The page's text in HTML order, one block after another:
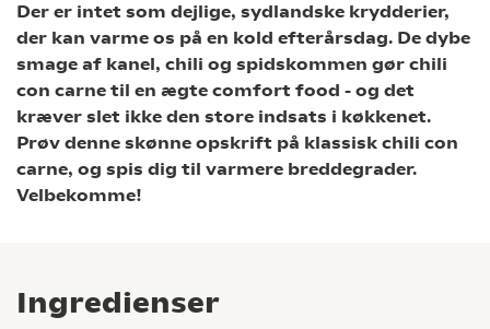
Der er intet som dejlige, sydlandske krydderier,
der kan varme os på en kold efterårsdag. De dybe
smage af kanel, chili og spidskommen gør chili
con carne til en ægte comfort food - og det
kræver slet ikke den store indsats i køkkenet.
Prøv denne skønne opskrift på klassisk chili con
carne, og spis dig til varmere breddegrader.
Velbekomme!
Ingredienser